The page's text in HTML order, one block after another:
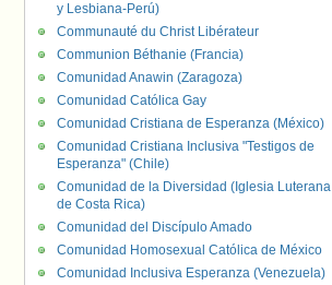
y Lesbiana-Perú)
Communauté du Christ Libérateur
Communion Béthanie (Francia)
Comunidad Anawin (Zaragoza)
Comunidad Católica Gay
Comunidad Cristiana de Esperanza (México)
Comunidad Cristiana Inclusiva "Testigos de
Esperanza" (Chile)
Comunidad de la Diversidad (Iglesia Luterana
de Costa Rica)
Comunidad del Discípulo Amado
Comunidad Homosexual Católica de México
Comunidad Inclusiva Esperanza (Venezuela)